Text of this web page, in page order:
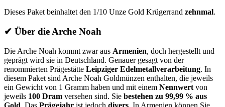
Dieses Paket beinhaltet den 1/10 Unze Gold Krügerrand zehnmal.
✔ Über die Arche Noah
Die Arche Noah kommt zwar aus Armenien, doch hergestellt und
geprägt wird sie in Deutschland. Genauer gesagt von der
renommierten Prägestätte Leipziger Edelmetallverarbeitung. In
diesem Paket sind Arche Noah Goldmünzen enthalten, die jeweils
ein Gewicht von 1 Gramm haben und mit einem Nennwert von
jeweils 100 Dram versehen sind. Sie bestehen zu 99,99 % aus
Gold . Das Prägejahr ist jedoch divers . In Armenien können Sie